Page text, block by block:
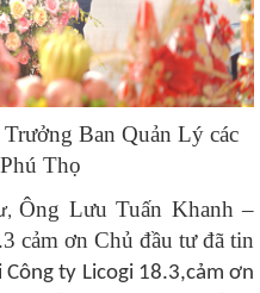
Ban Quản Lý các
Thọ
Ông Lưu Tuấn Khanh –
cảm ơn Chủ đầu tư đã tin
Công ty Licogi 18.3,cảm ơn